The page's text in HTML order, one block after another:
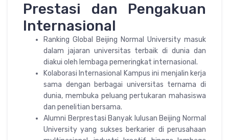
Prestasi dan Pengakuan
Internasional
Ranking Global Beijing Normal University masuk
dalam jajaran universitas terbaik di dunia dan
diakui oleh lembaga pemeringkat internasional.
Kolaborasi Internasional Kampus ini menjalin kerja
sama dengan berbagai universitas ternama di
dunia, membuka peluang pertukaran mahasiswa
dan penelitian bersama.
Alumni Berprestasi Banyak lulusan Beijing Normal
University yang sukses berkarier di perusahaan